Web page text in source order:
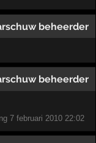
7 februari 2010 22:02